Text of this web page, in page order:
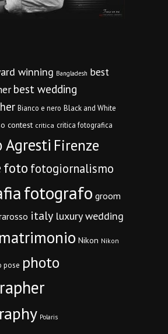
winning Bangladesh best
best wedding
Bianco e nero Black and White
contest critica critica fotografica
Agresti Firenze
foto fotogiornalismo
fotografo groom
italy luxury wedding
matrimonio Nikon Nikon
pose photo
Polaris